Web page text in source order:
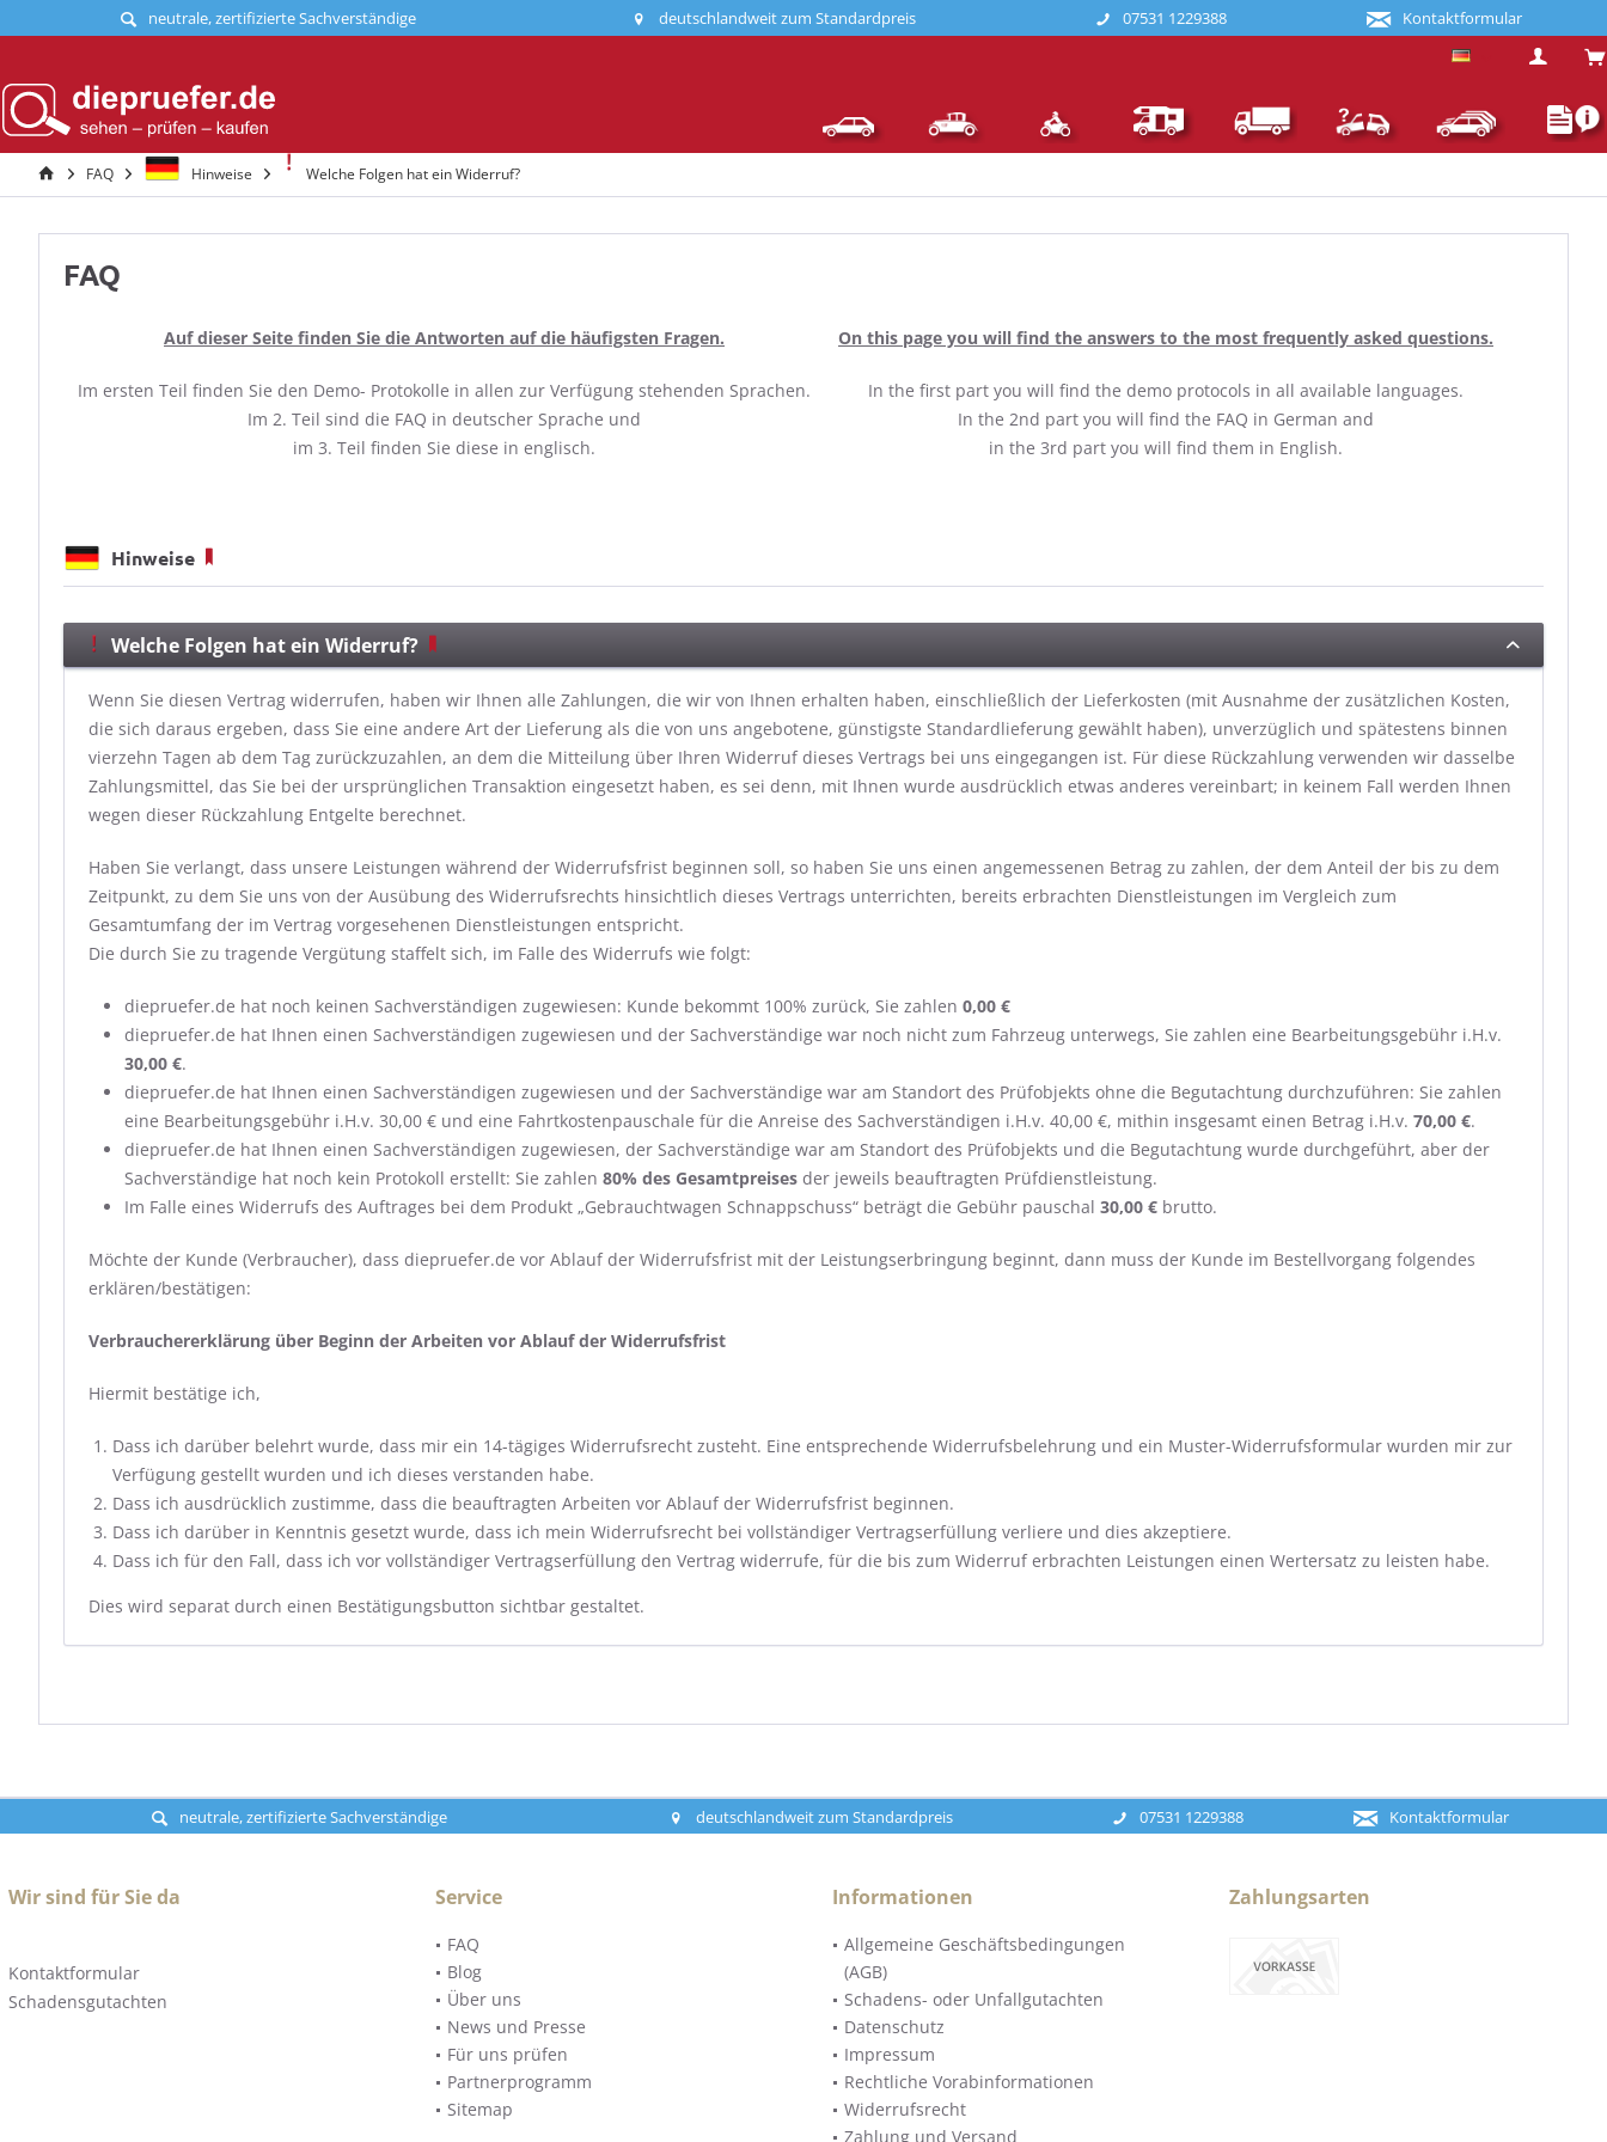
neutrale, zertifizierte Sachverständige deutschlandweit zum Standardpreis 07531 1229388 Kontaktformular
Deutsch
FAQ Hinweise Welche Folgen hat ein Widerruf?
FAQ
Auf dieser Seite finden Sie die Antworten auf die häufigsten Fragen.
Im ersten Teil finden Sie den Demo- Protokolle in allen zur Verfügung stehenden Sprachen.
Im 2. Teil sind die FAQ in deutscher Sprache und
im 3. Teil finden Sie diese in englisch.
On this page you will find the answers to the most frequently asked questions.
In the first part you will find the demo protocols in all available languages.
In the 2nd part you will find the FAQ in German and
in the 3rd part you will find them in English.
Hinweise
Welche Folgen hat ein Widerruf?
Wenn Sie diesen Vertrag widerrufen, haben wir Ihnen alle Zahlungen, die wir von Ihnen erhalten haben, einschließlich der Lieferkosten (mit Ausnahme der zusätzlichen Kosten,
die sich daraus ergeben, dass Sie eine andere Art der Lieferung als die von uns angebotene, günstigste Standardlieferung gewählt haben), unverzüglich und spätestens binnen
vierzehn Tagen ab dem Tag zurückzuzahlen, an dem die Mitteilung über Ihren Widerruf dieses Vertrags bei uns eingegangen ist. Für diese Rückzahlung verwenden wir dasselbe
Zahlungsmittel, das Sie bei der ursprünglichen Transaktion eingesetzt haben, es sei denn, mit Ihnen wurde ausdrücklich etwas anderes vereinbart; in keinem Fall werden Ihnen
wegen dieser Rückzahlung Entgelte berechnet.
Haben Sie verlangt, dass unsere Leistungen während der Widerrufsfrist beginnen soll, so haben Sie uns einen angemessenen Betrag zu zahlen, der dem Anteil der bis zu dem
Zeitpunkt, zu dem Sie uns von der Ausübung des Widerrufsrechts hinsichtlich dieses Vertrags unterrichten, bereits erbrachten Dienstleistungen im Vergleich zum
Gesamtumfang der im Vertrag vorgesehenen Dienstleistungen entspricht.
Die durch Sie zu tragende Vergütung staffelt sich, im Falle des Widerrufs wie folgt:
diepruefer.de hat noch keinen Sachverständigen zugewiesen: Kunde bekommt 100% zurück, Sie zahlen 0,00 €
diepruefer.de hat Ihnen einen Sachverständigen zugewiesen und der Sachverständige war noch nicht zum Fahrzeug unterwegs, Sie zahlen eine Bearbeitungsgebühr i.H.v.
30,00 €.
diepruefer.de hat Ihnen einen Sachverständigen zugewiesen und der Sachverständige war am Standort des Prüfobjekts ohne die Begutachtung durchzuführen: Sie zahlen
eine Bearbeitungsgebühr i.H.v. 30,00 € und eine Fahrtkostenpauschale für die Anreise des Sachverständigen i.H.v. 40,00 €, mithin insgesamt einen Betrag i.H.v. 70,00 €.
diepruefer.de hat Ihnen einen Sachverständigen zugewiesen, der Sachverständige war am Standort des Prüfobjekts und die Begutachtung wurde durchgeführt, aber der
Sachverständige hat noch kein Protokoll erstellt: Sie zahlen 80% des Gesamtpreises der jeweils beauftragten Prüfdienstleistung.
Im Falle eines Widerrufs des Auftrages bei dem Produkt „Gebrauchtwagen Schnappschuss“ beträgt die Gebühr pauschal 30,00 € brutto.
Möchte der Kunde (Verbraucher), dass diepruefer.de vor Ablauf der Widerrufsfrist mit der Leistungserbringung beginnt, dann muss der Kunde im Bestellvorgang folgendes
erklären/bestätigen:
Verbrauchererklärung über Beginn der Arbeiten vor Ablauf der Widerrufsfrist
Hiermit bestätige ich,
Dass ich darüber belehrt wurde, dass mir ein 14-tägiges Widerrufsrecht zusteht. Eine entsprechende Widerrufsbelehrung und ein Muster-Widerrufsformular wurden mir zur
Verfügung gestellt wurden und ich dieses verstanden habe.
Dass ich ausdrücklich zustimme, dass die beauftragten Arbeiten vor Ablauf der Widerrufsfrist beginnen.
Dass ich darüber in Kenntnis gesetzt wurde, dass ich mein Widerrufsrecht bei vollständiger Vertragserfüllung verliere und dies akzeptiere.
Dass ich für den Fall, dass ich vor vollständiger Vertragserfüllung den Vertrag widerrufe, für die bis zum Widerruf erbrachten Leistungen einen Wertersatz zu leisten habe.
Dies wird separat durch einen Bestätigungsbutton sichtbar gestaltet.
neutrale, zertifizierte Sachverständige deutschlandweit zum Standardpreis 07531 1229388 Kontaktformular
Wir sind für Sie da
Kontaktformular
Schadensgutachten
Service
FAQ
Blog
Über uns
News und Presse
Für uns prüfen
Partnerprogramm
Sitemap
Informationen
Allgemeine Geschäftsbedingungen
(AGB)
Schadens- oder Unfallgutachten
Datenschutz
Impressum
Rechtliche Vorabinformationen
Widerrufsrecht
Zahlung und Versand
Zahlungsarten